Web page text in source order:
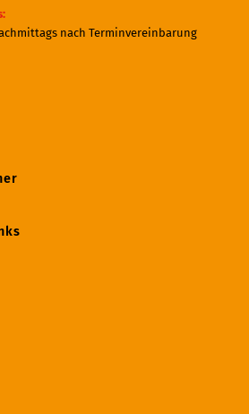
nach Terminvereinbarung